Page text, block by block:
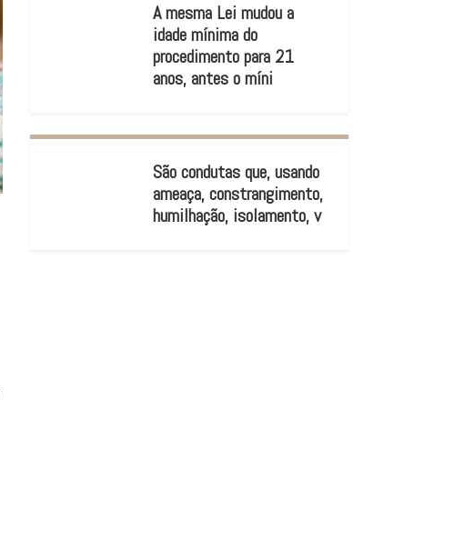
A mesma Lei mudou a
idade mínima do
procedimento para 21
anos, antes o míni
São condutas que, usando
ameaça, constrangimento,
humilhação, isolamento, v